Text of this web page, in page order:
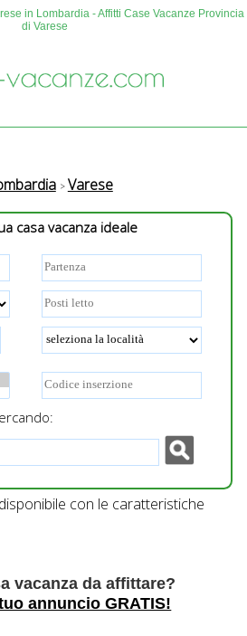
in Lombardia - Affitti Case Vacanze Provincia
di Varese
Varese
casa vacanza ideale
con le caratteristiche
vacanza da affittare?
annuncio GRATIS!